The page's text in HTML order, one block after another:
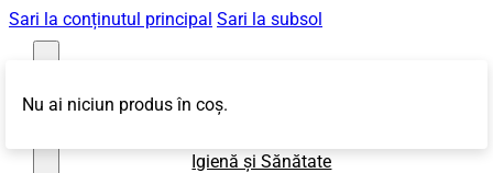
Sari la conținutul principal Sari la subsol
Igienă și Sănătate
Nu ai niciun produs în coș.